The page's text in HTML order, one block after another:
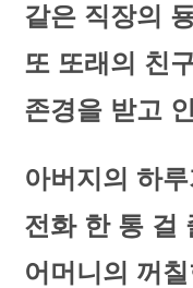
같은 직장의
또 또래의 친
존경을 받고
아버지의 하
전화 한 통 걸
어머니의 꺼